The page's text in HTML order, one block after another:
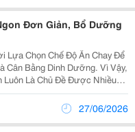
Đơn Giản, Bổ Dưỡng
Lựa Chọn Chế Độ Ăn Chay Để
Cân Bằng Dinh Dưỡng. Vì Vậy,
Luôn Là Chủ Đề Được Nhiều
Đổi Vị Cho Bữa Cơm Hằng
Giản Đến Các Món Chế Biến
27/06/2026